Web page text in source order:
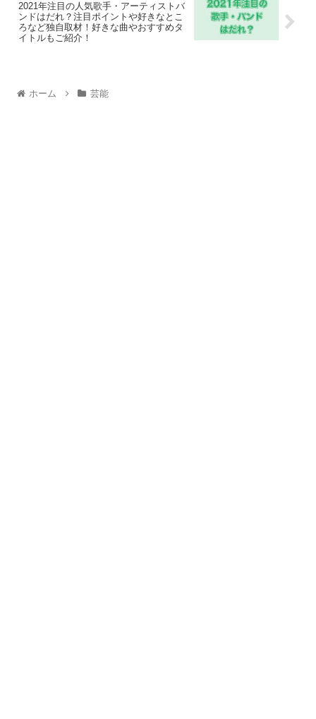
2021年注目の人気歌手・アーティストバ
ンドはだれ？注目ポイントや好きなとこ
ろなど独自取材！好きな曲やおすすめタ
イトルもご紹介！
ホーム 芸能